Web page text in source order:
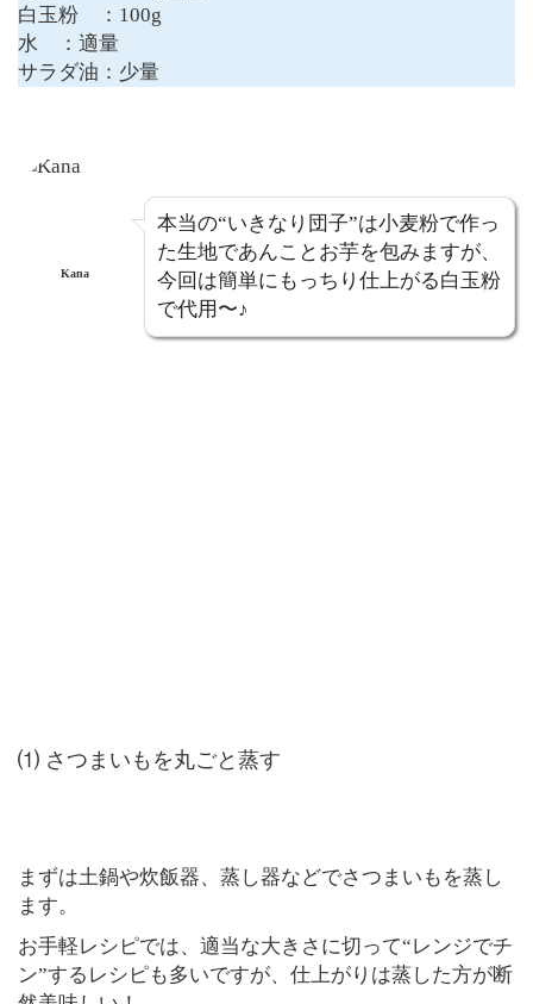
白玉粉 ：100g
水 ：適量
サラダ油：少量
Kana
本当の“いきなり団子”は小麦粉で作っ
た生地であんことお芋を包みますが、
今回は簡単にもっちり仕上がる白玉粉
で代用〜♪
⑴ さつまいもを丸ごと蒸す
まずは土鍋や炊飯器、蒸し器などでさつまいもを蒸し
ます。
お手軽レシピでは、適当な大きさに切って“レンジでチ
ン”するレシピも多いですが、仕上がりは蒸した方が断